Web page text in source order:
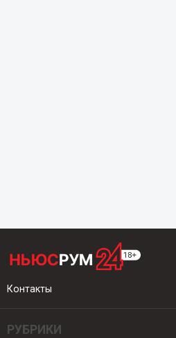
Контакты
РУБРИКИ